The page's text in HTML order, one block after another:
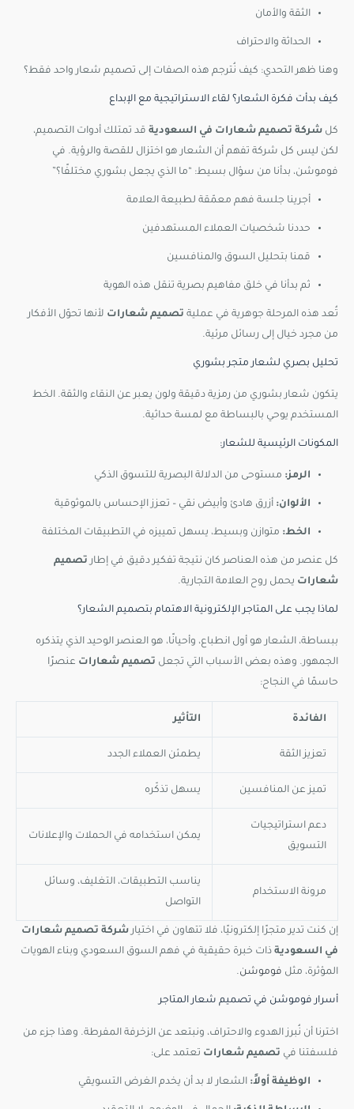
الثقة والأمان
الحداثة والاحتراف
وهنا ظهر التحدي: كيف نُترجم هذه الصفات إلى تصميم شعار واحد فقط؟
كيف بدأت فكرة الشعار؟ لقاء الاستراتيجية مع الإبداع
كل شركة تصميم شعارات في السعودية قد تمتلك أدوات التصميم،
لكن ليس كل شركة تفهم أن الشعار هو اختزال للقصة والرؤية. في
فوموشن، بدأنا من سؤال بسيط: “ما الذي يجعل بشوري مختلفًا؟”
أجرينا جلسة فهم معمّقة لطبيعة العلامة
حددنا شخصيات العملاء المستهدفين
قمنا بتحليل السوق والمنافسين
ثم بدأنا في خلق مفاهيم بصرية تنقل هذه الهوية
تُعد هذه المرحلة جوهرية في عملية تصميم شعارات لأنها تحوّل الأفكار
من مجرد خيال إلى رسائل مرئية.
تحليل بصري لشعار متجر بشوري
يتكون شعار بشوري من رمزية دقيقة ولون يعبر عن النقاء والثقة. الخط
المستخدم يوحي بالبساطة مع لمسة حداثية.
المكونات الرئيسية للشعار:
الرمز: مستوحى من الدلالة البصرية للتسوق الذكي
الألوان: أزرق هادئ وأبيض نقي – تعزز الإحساس بالموثوقية
الخط: متوازن وبسيط، يسهل تمييزه في التطبيقات المختلفة
كل عنصر من هذه العناصر كان نتيجة تفكير دقيق في إطارتصميم
شعارات يحمل روح العلامة التجارية.
لماذا يجب على المتاجر الإلكترونية الاهتمام بتصميم الشعار؟
ببساطة، الشعار هو أول انطباع، وأحيانًا، هو العنصر الوحيد الذي يتذكره
الجمهور. وهذه بعض الأسباب التي تجعل تصميم شعارات عنصرًا
حاسمًا في النجاح:
الفائدة التأثير
تعزيز الثقة يطمئن العملاء الجدد
تميز عن المنافسين يسهل تذكّره
دعم استراتيجيات
التسويق
يمكن استخدامه في الحملات والإعلانات
مرونة الاستخدام
يناسب التطبيقات، التغليف، وسائل
التواصل
إن كنت تدير متجرًا إلكترونيًا، فلا تتهاون في اختيارشركة تصميم شعارات
في السعودية ذات خبرة حقيقية في فهم السوق السعودي وبناء الهويات
المؤثرة، مثل فوموشن.
أسرار فوموشن في تصميم شعار المتاجر
اخترنا أن نُبرز الهدوء والاحتراف، ونبتعد عن الزخرفة المفرطة. وهذا جزء من
فلسفتنا في تصميم شعارات تعتمد على:
الوظيفة أولاً: الشعار لا بد أن يخدم الغرض التسويقي